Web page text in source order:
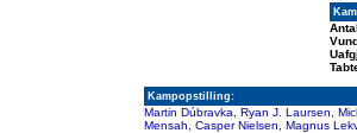
Kampopstilling:
Martin Dúbravka Ryan J. Laursen
Mensah
Casper Nielsen Magnus